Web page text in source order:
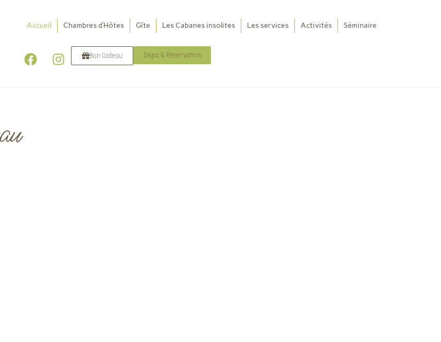
Accueil Chambres d’Hôtes Gîte Les Cabanes insolites Les services Activités Séminaire
Bon Cadeau Dispo & Réservation